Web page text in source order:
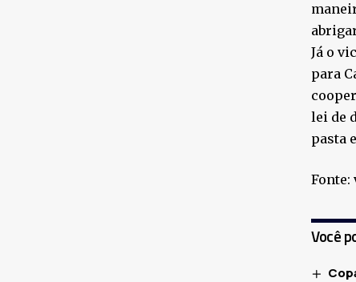
Já o
para
lei de
pasta
Fonte:
Você